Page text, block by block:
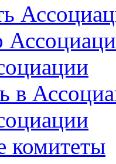
в
комитеты